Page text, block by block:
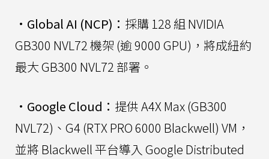
• Global AI (NCP)： 採購 128 組 NVIDIA
GB300 NVL72 機架 (逾 9000 GPU)，將成紐約
最大 GB300 NVL72 部署。
• Google Cloud： 提供 A4X Max (GB300
NVL72)、G4 (RTX PRO 6000 Blackwell) VM，
並將 Blackwell 平台導入 Google Distributed